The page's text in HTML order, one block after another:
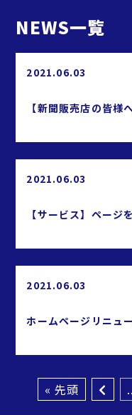
NEWS一覧
2021.06.03
【新聞販売店の皆様
2021.06.03
【サービス】ページ
2021.06.03
ホームページリニュ
« 先頭